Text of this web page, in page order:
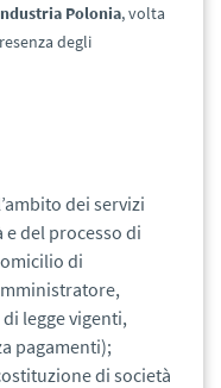
Polonia, volta
degli
dei servizi
del processo di
di
legge vigenti,
pagamenti);
di società